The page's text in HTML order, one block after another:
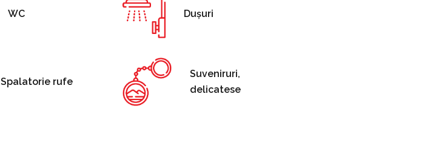
WC Dușuri
Spalatorie rufe
Suveniruri,
delicatese